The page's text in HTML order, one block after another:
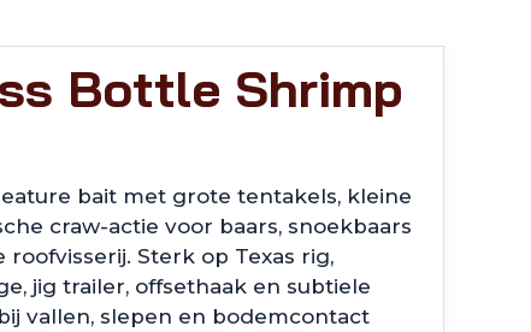
Bottle Shrimp
bait met grote tentakels, kleine
craw-actie voor baars, snoekbaars
Sterk op Texas rig,
jig trailer, offsethaak en subtiele
vallen, slepen en bodemcontact